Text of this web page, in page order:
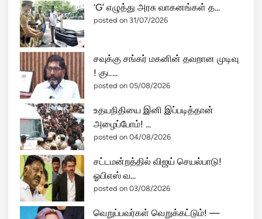
‘G’ எழுத்து அரசு வாகனங்கள் த...
posted on 31/07/2026
சவுக்கு சங்கர் மகனின் தவறான முடிவு
! குட...
posted on 05/08/2026
உதயநிதியை இனி இப்படித்தான்
அழைப்போம்! ...
posted on 04/08/2026
சட்டமன்றத்தில் விஜய் செயல்பாடு!
ஓபிஎஸ் வ...
posted on 03/08/2026
வெறுப்பவர்கள் வெறுக்கட்டும்! —